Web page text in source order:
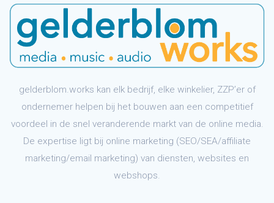
gelderblom.works kan elk bedrijf, elke winkelier, ZZP’er of
ondernemer helpen bij het bouwen aan een competitief
voordeel in de snel veranderende markt van de online media.
De expertise ligt bij online marketing (SEO/SEA/affiliate
marketing/email marketing) van diensten, websites en
webshops.